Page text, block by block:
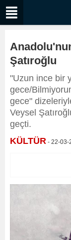
Şatıroğlu
"Uzun ince bir
gece/
gece"
Veysel
geçti.
KÜLTÜR - 22-03-